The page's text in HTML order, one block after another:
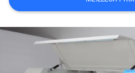
DU